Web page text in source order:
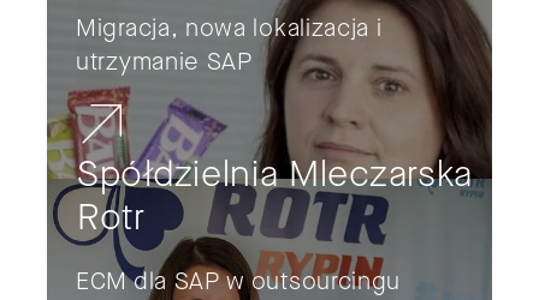
Migracja, nowa lokalizacja i
utrzymanie SAP
Spółdzielnia Mleczarska
Rotr
ECM dla SAP w outsourcingu